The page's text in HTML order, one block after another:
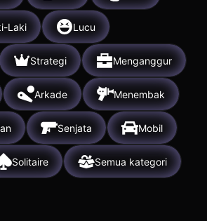
Laki Lucu
Strategi Menganggur
Arkade Menembak
Senjata Mobil
Solitaire Semua kategori